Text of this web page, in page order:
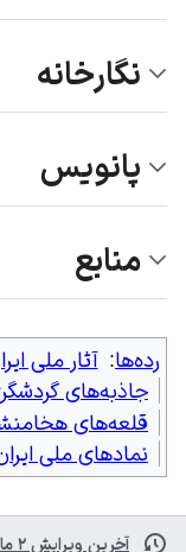
نگارخانه
پانویس
منابع
رده‌ها: آثار ملی
جاذبه‌های
قلعه‌های
نمادهای ملی
آخرین ویرایش ۲ ماه پیش